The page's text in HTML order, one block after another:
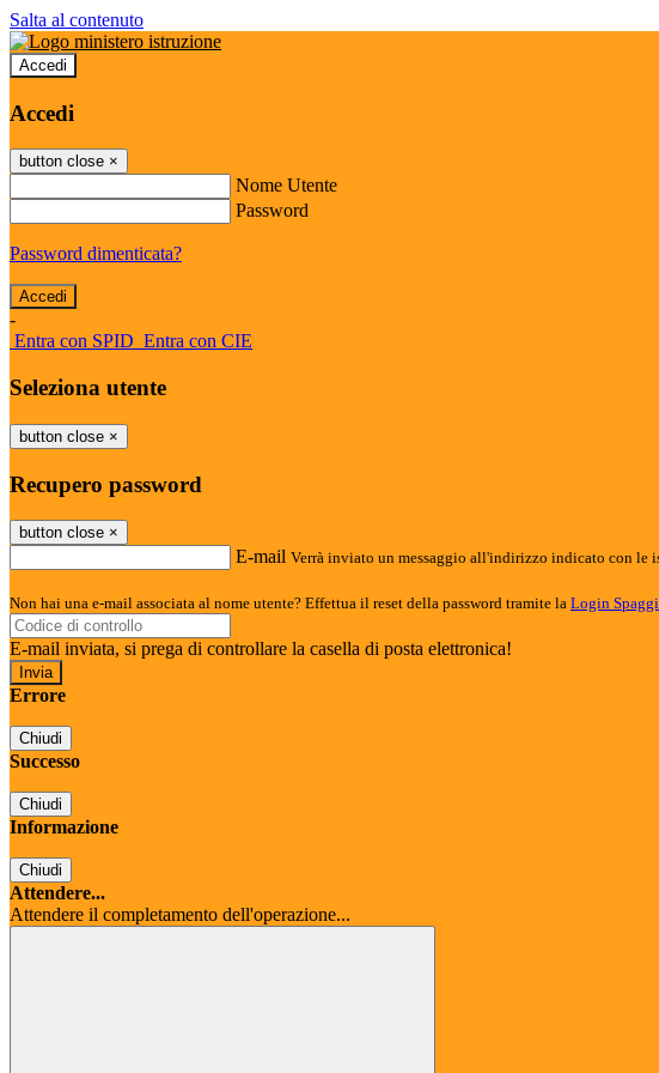
Salta al contenuto
Accedi
Accedi
button close ×
Nome Utente
Password
Password dimenticata?
-
Entra con SPID Entra con CIE
Seleziona utente
button close ×
Recupero password
button close ×
E-mail Verrà inviato un messaggio all'indirizzo indicato con le
Non hai una e-mail associata al nome utente? Effettua il reset della password tramite la Login
E-mail inviata, si prega di controllare la casella di posta elettronica!
Errore
Chiudi
Successo
Chiudi
Informazione
Chiudi
Attendere...
Attendere il completamento dell'operazione...